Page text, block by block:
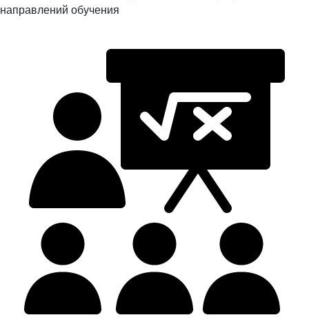
направлений обучения